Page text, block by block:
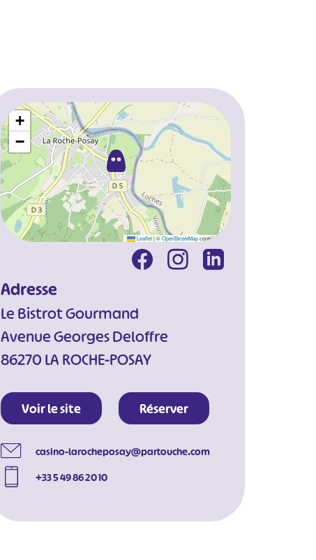
+
−
Leaflet|©OpenStreetMapcontributors
Adresse
Le Bistrot Gourmand
Avenue Georges Deloffre
86270 LA ROCHE-POSAY
Voir le site Réserver
casino-larocheposay@partouche.com
+33 5 49 86 20 10